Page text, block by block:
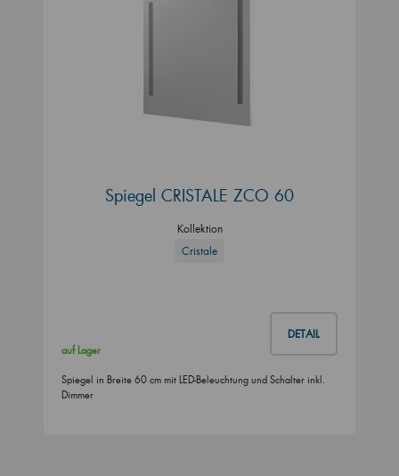
Spiegel CRISTALE ZCO 60
Kollektion
Cristale
DETAIL
auf Lager
Spiegel in Breite 60 cm mit LED-Beleuchtung und Schalter inkl.
Dimmer